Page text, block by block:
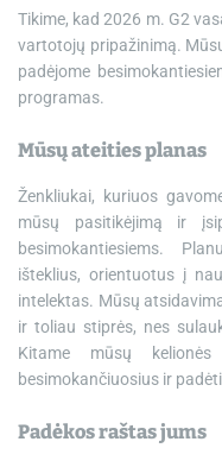
Tikime, kad 2026 m. G2
vartotojų pripažinimą.
padėjome
programas.
Mūsų ateities planas
Ženkliukai, kuriuos
mūsų pasitikėjimą ir
besimokantiesiems.
išteklius, orientuotus į
intelektas. Mūsų
ir toliau stiprės, nes
Kitame mūsų
besimokančiuosius ir
Padėkos raštas jums